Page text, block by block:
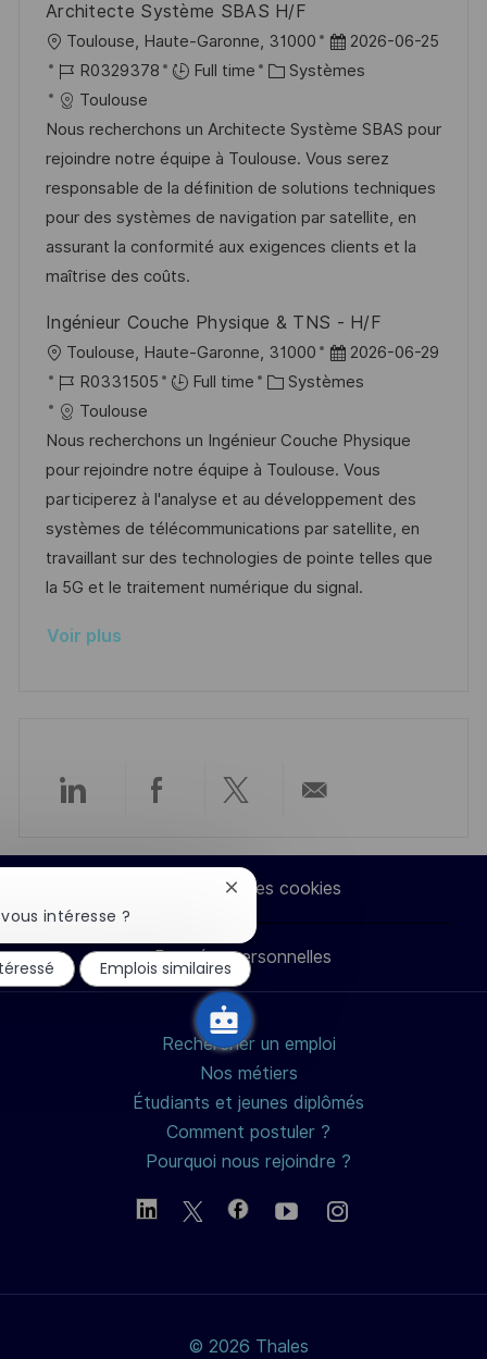
o
n
h
a
e
d
u
p
o
s
t
e
Architecte Système SBAS H/F
o
c
a
l
i
s
a
t
o
n
Toulouse, Haute-Garonne, 31000
D
a
e
d
’
a
f
c
h
a
e
2026-06-25
R
é
f
é
r
e
n
c
d
u
p
o
s
t
e
R0329378 Full time
C
t
é
g
o
r
Systèmes
Toulouse
Nous recherchons un Architecte Système SBAS pour
rejoindre notre équipe à Toulouse. Vous serez
responsable de la définition de solutions techniques
pour des systèmes de navigation par satellite, en
assurant la conformité aux exigences clients et la
maîtrise des coûts.
Ingénieur Couche Physique & TNS - H/F
o
c
a
l
i
s
a
t
o
Toulouse, Haute-Garonne, 31000
D
a
e
d
’
a
f
f
2026-06-29
R
é
f
é
r
e
n
c
d
t
R0331505 Full time
C
t
é
g
o
r
i
Systèmes
Toulouse
Nous recherchons un Ingénieur Couche Physique
pour rejoindre notre équipe à Toulouse. Vous
participerez à l'analyse et au développement des
systèmes de télécommunications par satellite, en
travaillant sur des technologies de pointe telles que
la 5G et le traitement numérique du signal.
Voir plus
Partager
via
LinkedIn
Partager
via
Facebook
Partager
via
twitter
par
e-
mail
Paramètres des cookies
Données personnelles
Rechercher un emploi
Nos métiers
Étudiants et jeunes diplômés
Comment postuler ?
Pourquoi nous rejoindre ?
© 2026 Thales
intéresse ?
Fermer
notification
du
chatbot
Emplois similaires